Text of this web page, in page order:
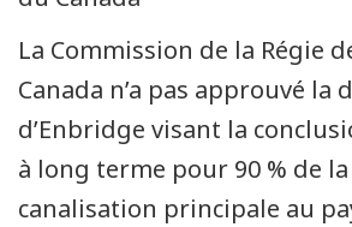
La Commission de la Régie
Canada n’a pas approuvé la
d’Enbridge visant la
à long terme pour 90 % de
canalisation principale au